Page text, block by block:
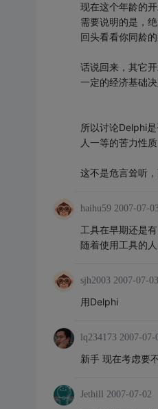
现在这个年龄的
需要说明的是，
回头看看你同龄
话说回来，其它
一定的经济基础
所以讨论Delphi
人一等的苦力性质
这不是危言耸听，
haihu59 2007-07-
工具在早期还是
随着使用工具的
sjh2003 2007-07-03
用Delphi
lq234173 2007-07-
新手 现在考虑要
Jethill 2007-07-02